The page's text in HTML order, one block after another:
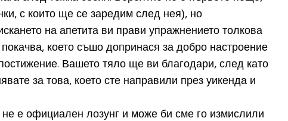
с които ще се заредим след нея), но
на апетита ви прави упражнението толкова
което съшо допринася за добро настроение
Вашето тяло ще ви благодари, след като
за това, което сте направили през уикенда и
е официален лозунг и може би сме го измислили